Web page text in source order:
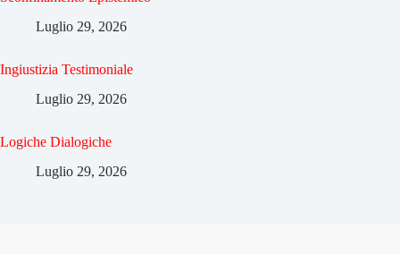
Luglio 29, 2026
Ingiustizia Testimoniale
Luglio 29, 2026
Logiche Dialogiche
Luglio 29, 2026